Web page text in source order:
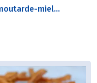
miel...